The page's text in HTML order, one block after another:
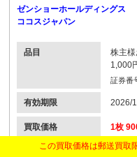
ゼンショーホールディングス
ココスジャパン
品目
株主
1,000
証券番
有効期限 2026/
買取価格
1枚
この買取価格は郵送買取